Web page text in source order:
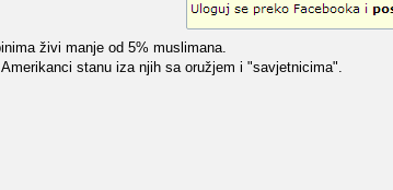
živi manje od 5% muslimana.
stanu iza njih sa oružjem i "savjetnicima".